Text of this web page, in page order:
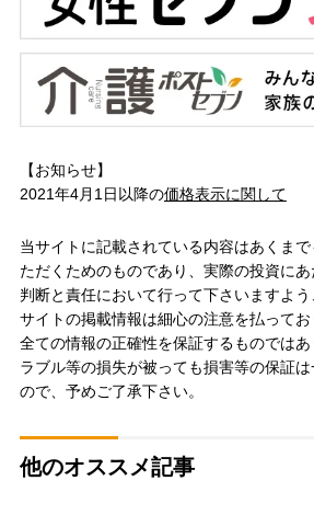
【お知らせ】
2021年4月1日以降の価格表示に関して
当サイトに記載されている内容はあくま
ただくためのものであり、実際の投資に
判断と責任において行って下さいますよ
サイトの掲載情報は細心の注意を払って
全ての情報の正確性を保証するものでは
ラブル等の損失が被っても損害等の保証
ので、予めご了承下さい。
他のオススメ記事